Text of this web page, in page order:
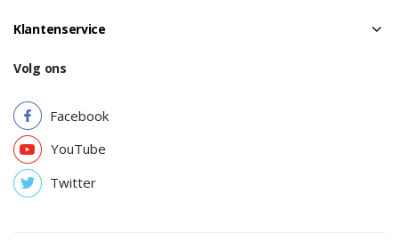
Klantenservice
Volg ons
Facebook
YouTube
Twitter